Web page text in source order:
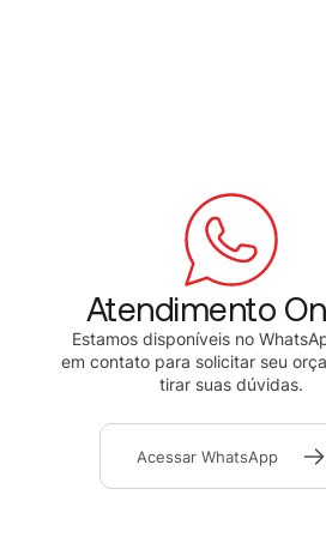
Atendimento
Estamos disponíveis no
em contato para solicitar seu
tirar suas dúvidas.
Acessar WhatsApp